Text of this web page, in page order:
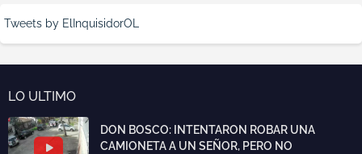
Tweets by ElInquisidorOL
LO ULTIMO
DON BOSCO: INTENTARON ROBAR UNA
CAMIONETA A UN SEÑOR, PERO NO